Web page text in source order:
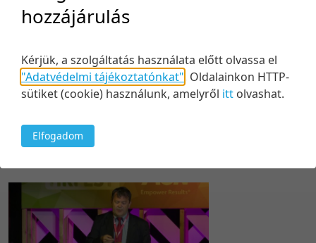
Keresés
Relevancia szerint
Kezdés/felvétel dátuma szerint
5 tétel/oldal
10 tétel/oldal
20 tétel/oldal
hozzájárulás
Kérjük, a szolgáltatás használata előtt olvassa el
"Adatvédelmi tájékoztatónkat" Oldalainkon HTTP-
sütiket (cookie) használunk, amelyről itt olvashat.
Elfogadom